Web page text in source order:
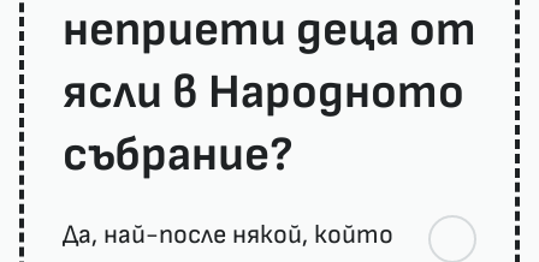
неприети деца от
ясли в Народното
събрание?
Да, най-после някой, който